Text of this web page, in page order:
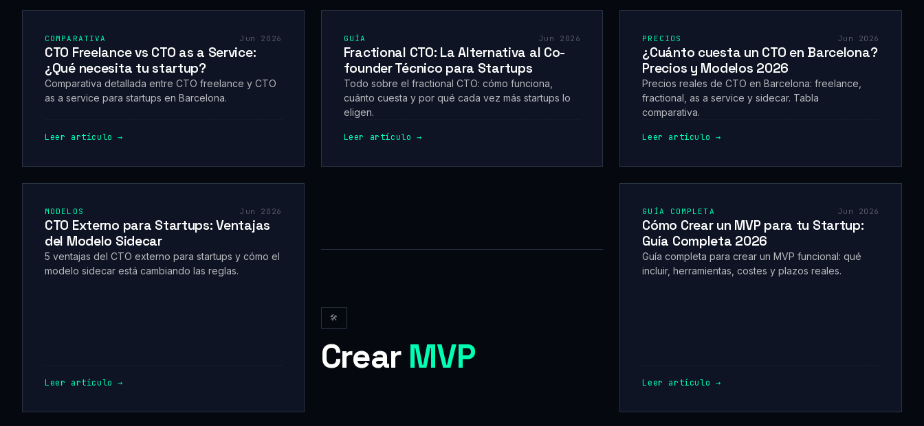
COMPARATIVA Jun 2026
CTO Freelance vs CTO as a Service:
¿Qué necesita tu startup?
Comparativa detallada entre CTO freelance y CTO
as a service para startups en Barcelona.
Leer artículo →
GUÍA Jun 2026
Fractional CTO: La Alternativa al Co-
founder Técnico para Startups
Todo sobre el fractional CTO: cómo funciona,
cuánto cuesta y por qué cada vez más startups lo
eligen.
Leer artículo →
PRECIOS Jun 2026
¿Cuánto cuesta un CTO en Barcelona?
Precios y Modelos 2026
Precios reales de CTO en Barcelona: freelance,
fractional, as a service y sidecar. Tabla
comparativa.
Leer artículo →
MODELOS Jun 2026
CTO Externo para Startups: Ventajas
del Modelo Sidecar
5 ventajas del CTO externo para startups y cómo el
modelo sidecar está cambiando las reglas.
Leer artículo →
🛠
Crear MVP
GUÍA COMPLETA Jun 2026
Cómo Crear un MVP para tu Startup:
Guía Completa 2026
Guía completa para crear un MVP funcional: qué
incluir, herramientas, costes y plazos reales.
Leer artículo →